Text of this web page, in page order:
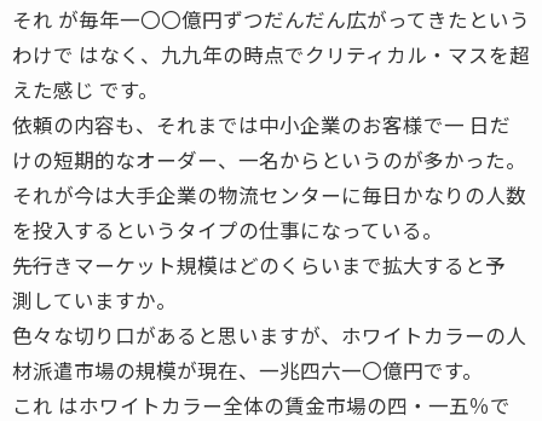
それ が毎年一〇〇億円ずつだんだん広がってきたという
わけで はなく、九九年の時点でクリティカル・マスを超
えた感じ です。
依頼の内容も、それまでは中小企業のお客様で一 日だ
けの短期的なオーダー、一名からというのが多かった。
それが今は大手企業の物流センターに毎日かなりの人数
を投入するというタイプの仕事になっている。
――先行きマーケット規模はどのくらいまで拡大すると予
測していますか。
色々な切り口があると思いますが、ホワイトカラーの人
材派遣市場の規模が現在、一兆四六一〇億円です。
これ はホワイトカラー全体の賃金市場の四・一五％で